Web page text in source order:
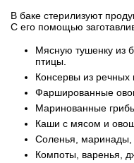
В баке стерилизуют
С его помощью
Мясную тушенку из
птицы.
Консервы из речных
Фаршированные
Маринованные
Каши с мясом и
Соленья, маринады,
Компоты, варенья,